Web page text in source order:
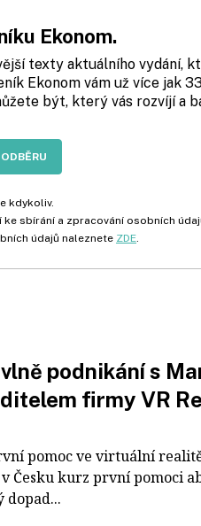
Ekonom.
texty aktuálního vydání,
Ekonom vám už více jak
být, který vás rozvíjí a
kdykoliv.
sbírání a zpracování osobních
údajů naleznete ZDE.
podnikání s
firmy VR
pomoc ve virtuální
Česku kurz první pomoci
dopad...